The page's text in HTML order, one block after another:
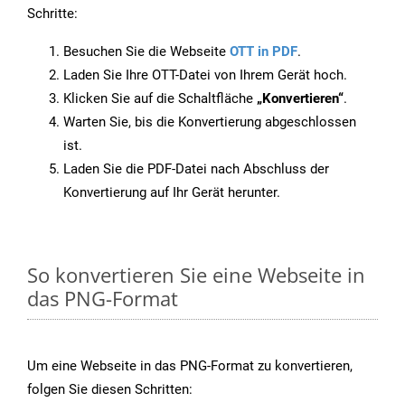
Schritte:
Besuchen Sie die Webseite OTT in PDF.
Laden Sie Ihre OTT-Datei von Ihrem Gerät hoch.
Klicken Sie auf die Schaltfläche „Konvertieren“.
Warten Sie, bis die Konvertierung abgeschlossen
ist.
Laden Sie die PDF-Datei nach Abschluss der
Konvertierung auf Ihr Gerät herunter.
So konvertieren Sie eine Webseite in
das PNG-Format
Um eine Webseite in das PNG-Format zu konvertieren,
folgen Sie diesen Schritten: